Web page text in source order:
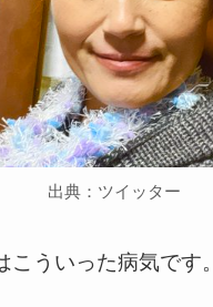
出典：ツイッター
こういった病気です。